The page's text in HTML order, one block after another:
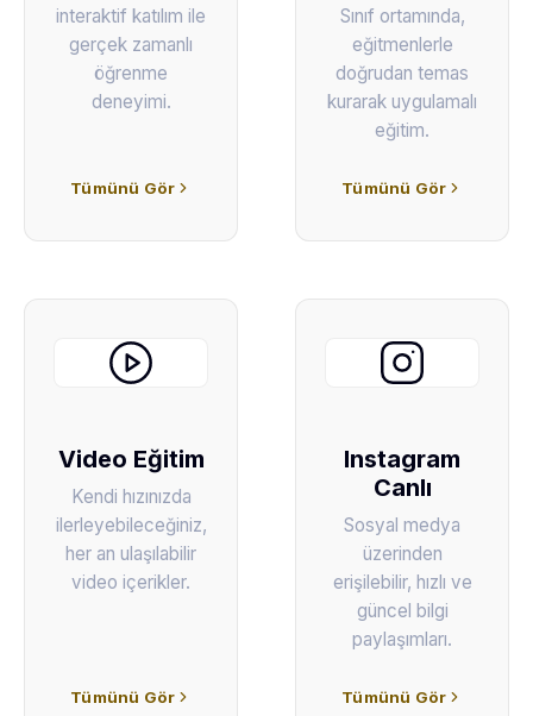
interaktif katılım ile
gerçek zamanlı
öğrenme
deneyimi.
Tümünü Gör
Sınıf ortamında,
eğitmenlerle
doğrudan temas
kurarak uygulamalı
eğitim.
Tümünü Gör
Video Eğitim
Kendi hızınızda
ilerleyebileceğiniz,
her an ulaşılabilir
video içerikler.
Tümünü Gör
Instagram
Canlı
Sosyal medya
üzerinden
erişilebilir, hızlı ve
güncel bilgi
paylaşımları.
Tümünü Gör